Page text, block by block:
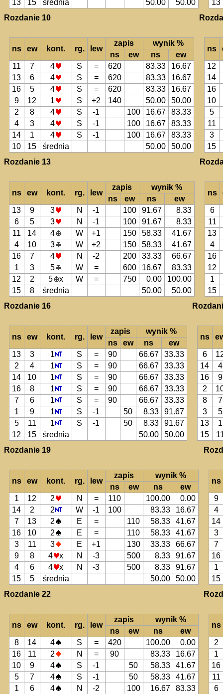
13
15 średnia 50.00 50.00
13
Rozdanie 10
ns ew kont. rg. lew
zapis
wynik %
ns
ew ns
ew
11
7 4 S = 620 83.33
16.67
13
6 4 S = 620 83.33
16.67
16
5 4 S = 620 83.33
16.67
9
12 1 S +2 140 50.00
50.00
2
8 4 S -1 100 16.67
83.33
4
3 4 S -1 100 16.67
83.33
14
1 4 S -1 100 16.67
83.33
10
15 średnia 50.00 50.00
ns
12
14
16
10
5
11
3
15
Rozdanie 13
ns ew kont. rg. lew
zapis
wynik %
ns
ew ns
ew
13
9 3 N -1 100 91.67
8.33
6
5 3 N -1 100 91.67
8.33
11
14 4 W +1 150 58.33
41.67
4
10 3 W +2 150 58.33
41.67
16
7 4 N -2 200 33.33
66.67
1
3 5 W = 600 16.67
83.33
12
2 5 x W = 750 0.00
100.00
15
8 średnia 50.00 50.00
ns
6
11
13
4
16
12
1
15
Rozdanie 16
ns ew kont. rg. lew
zapis
wynik %
ns
ew ns
ew
13
3 1 S = 90 66.67
33.33
2
4 1 S = 90 66.67
33.33
14
10 1 S = 90 66.67
33.33
16
8 1 S = 90 66.67
33.33
7
6 1 S = 90 66.67
33.33
1
9 1 S -1 50 8.33
91.67
5
11 1 S -1 50 8.33
91.67
12
15 średnia 50.00 50.00
ns
6
14
4
16
9
2
8
7
3
5
13
1
15
Rozdanie 19
ns ew kont. rg. lew
zapis
wynik %
ns
ew ns
ew
1
12 2 N = 110 100.00
0.00
14
2 2 W -1 100 83.33
16.67
7
13 2 E = 110 58.33
41.67
16
10 2 E = 110 58.33
41.67
3
11 3 E +1 130 33.33
66.67
9
8 4 x N -3 500 8.33
91.67
4
6 4 x N -3 500 8.33
91.67
15
5 średnia 50.00 50.00
ns
9
4
14
3
7
16
1
15
Rozdanie 22
ns ew kont. rg. lew
zapis
wynik %
ns
ew ns
ew
8
14 4 S = 420 100.00
0.00
16
11 2 N = 90 83.33
16.67
10
9 4 S -1 50 58.33
41.67
5
7 4 S -1 50 58.33
41.67
1
6 4 N -2 100 16.67 83.33
ns
2
1
16
11
6